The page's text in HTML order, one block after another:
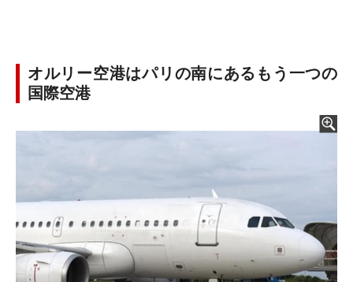
オルリー空港はパリの南にあるもう一つの
国際空港